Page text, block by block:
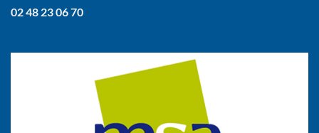
02 48 23 06 70